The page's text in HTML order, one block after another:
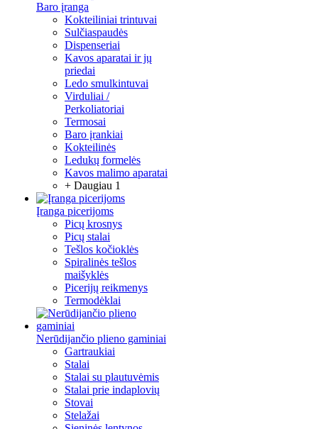
Baro įranga
Kokteiliniai trintuvai
Sulčiaspaudės
Dispenseriai
Kavos aparatai ir jų
priedai
Ledo smulkintuvai
Virduliai /
Perkoliatoriai
Termosai
Baro įrankiai
Kokteilinės
Ledukų formelės
Kavos malimo aparatai
+ Daugiau 1
Įranga picerijoms
Picų krosnys
Picų stalai
Tešlos kočioklės
Spiralinės tešlos
maišyklės
Picerijų reikmenys
Termodėklai
Nerūdijančio plieno gaminiai
Gartraukiai
Stalai
Stalai su plautuvėmis
Stalai prie indaplovių
Stovai
Stelažai